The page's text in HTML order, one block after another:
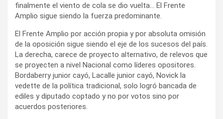
finalmente el viento de cola se dio vuelta… El Frente
Amplio sigue siendo la fuerza predominante.
El Frente Amplio por acción propia y por absoluta omisión
de la oposición sigue siendo el eje de los sucesos del país.
La derecha, carece de proyecto alternativo, de relevos que
se proyecten a nivel Nacional como líderes opositores.
Bordaberry junior cayó, Lacalle junior cayó, Novick la
vedette de la política tradicional, solo logró bancada de
ediles y diputado coptado y no por votos sino por
acuerdos posteriores.